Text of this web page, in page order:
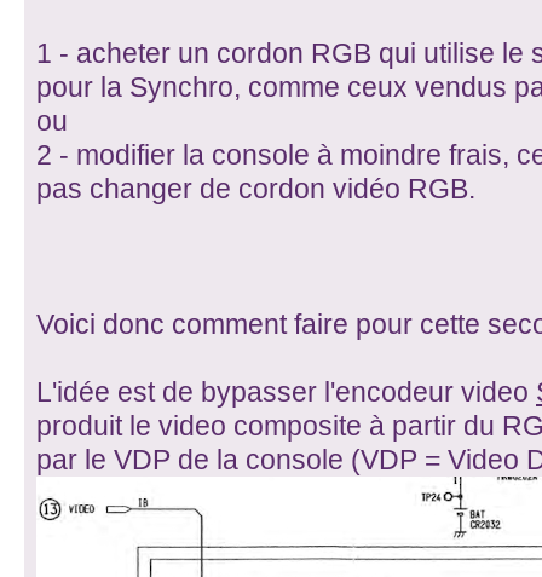
1 - acheter un cordon RGB qui utilise le
pour la Synchro, comme ceux vendus
ou
2 - modifier la console à moindre frais,
pas changer de cordon vidéo RGB.
Voici donc comment faire pour cette
L'idée est de bypasser l'encodeur video
produit le video composite à partir du
par le VDP de la console (VDP = Video